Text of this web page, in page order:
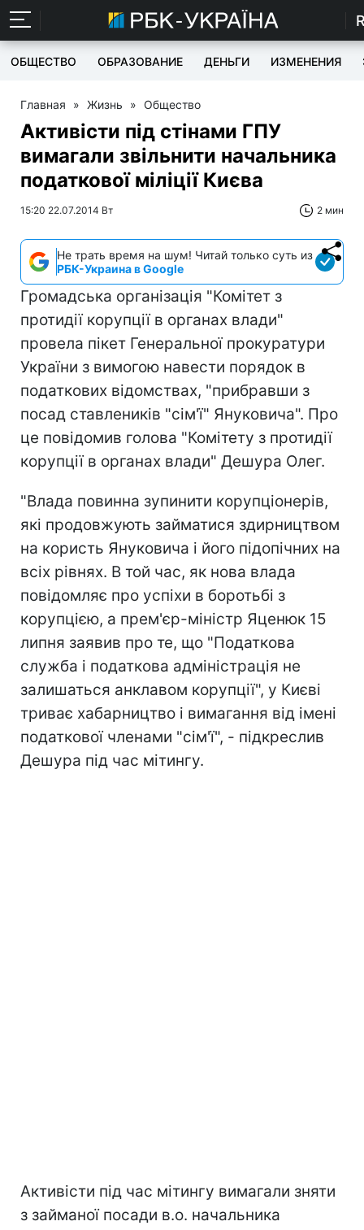
ОБЩЕСТВО ОБРАЗОВАНИЕ ДЕНЬГИ ИЗМЕНЕНИЯ
Главная » Жизнь » Общество
Активісти під стінами ГПУ
вимагали звільнити начальника
податкової міліції Києва
15:20 22.07.2014 Вт 2 мин
Не трать время на шум! Читай только суть из
РБК-Украина в Google
Громадська організація "Комітет з
протидії корупції в органах влади"
провела пікет Генеральної прокуратури
України з вимогою навести порядок в
податкових відомствах, "прибравши з
посад ставлеників "сім'ї" Януковича". Про
це повідомив голова "Комітету з протидії
корупції в органах влади" Дешура Олег.
"Влада повинна зупинити корупціонерів,
які продовжують займатися здирництвом
на користь Януковича і його підопічних на
всіх рівнях. В той час, як нова влада
повідомляє про успіхи в боротьбі з
корупцією, а прем'єр-міністр Яценюк 15
липня заявив про те, що "Податкова
служба і податкова адміністрація не
залишаться анклавом корупції", у Києві
триває хабарництво і вимагання від імені
податкової членами "сім'ї", - підкреслив
Дешура під час мітингу.
Активісти під час мітингу вимагали зняти
з займаної посади в.о. начальника